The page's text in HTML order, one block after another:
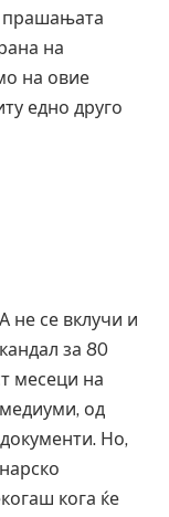
прашањата
на
на овие
едно друго
не се вклучи и
за 80
месеци на
медиуми, од
Но,
кога ќе